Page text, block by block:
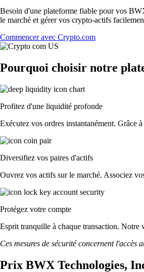
Besoin d'une plateforme fiable pour vos
le marché et gérer vos crypto-actifs
Commencer avec Crypto.com
Pourquoi choisir notre
Profitez d'une liquidité profonde
Exécutez vos ordres instantanément. Grâce
Diversifiez vos paires d'actifs
Ouvrez vos actifs sur le marché. Associez
Protégez votre compte
Esprit tranquille à chaque transaction.
Ces mesures de sécurité concernent
Prix BWX Technologies,